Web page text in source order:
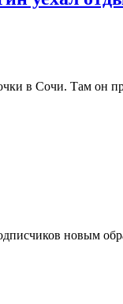
в Сочи. Там
новым